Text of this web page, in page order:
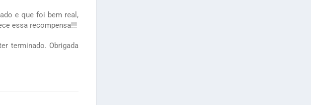
e que foi bem real,
essa recompensa!!!
terminado. Obrigada